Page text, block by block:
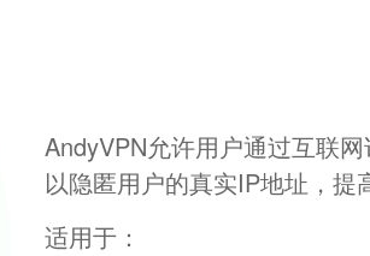
AndyVPN允许用户通过互联
以隐匿用户的真实IP地址，提
适用于：